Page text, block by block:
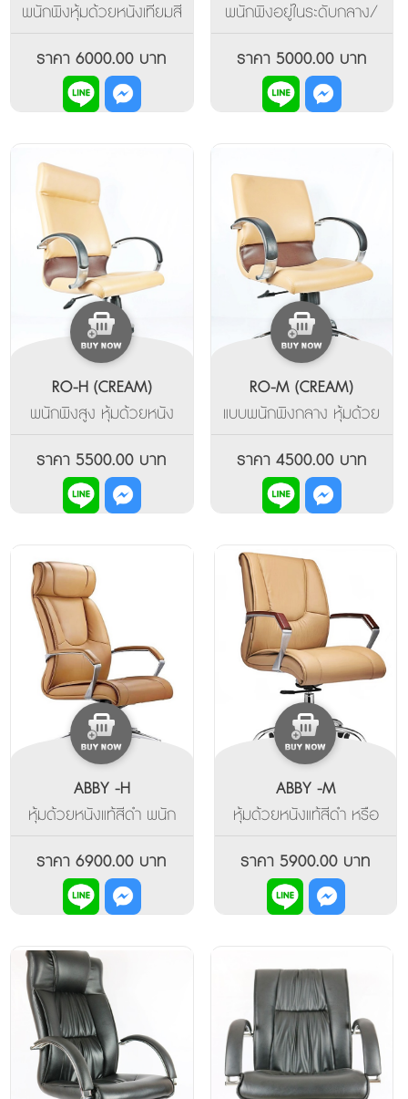
พนักพิงหุ้มด้วยหนังเทียมสี
แท้ หรือ พียู ที่พิงหลังแบบ
สูงมีแนวโี้ค้งรองรับศรีษะ
ด้วยรูปแบบเขฉพาะตัว และรู
ปรับพนักพิงโยกเอนได้/
ปรัมความสูงต่ำด้วยไฮโดร
ลิค
ราคา 6000.00 บาท
พนักพิงอยู่ในระดับกลาง/
ตัว หรือเปลี่ยนเป็นหุ้มแบบ
หนังแท้ หรืออื่นๆ/ปรับโยก
หรือเอน พร้อมล๊อคระดับ
ราคา 5000.00 บาท
RO-H (CREAM)
พนักพิงสูง หุ้มด้วยหนัง
หรือเลือกสีโทนเดียวแบบ
ขรึม มีที่ท้าวแขยเป็นอลูมิ
เนียมหุ้มด้านบนด้วยหนัง
ฐานขาเป็นเหล็กโครเมี่ยม
ราคา 5500.00 บาท
RO-M (CREAM)
แบบพนักพิงกลาง หุ้มด้วย
น้ำตาลช่วงเว้าเอว มีที่ท้าว
แขนเป็นอลูมิเนียมอัลลอยด์
ไม่เป็นสนิม ปรับพนักพิงเอน
ด้วยไฮโดรลิค ฐานขาห้า
แฉกเป็นเหล็กดัด เคลือบ
ด้วยโครเมี่ยมกันสนิม ล้อ
เลื่อนแบบคู่
ราคา 4500.00 บาท
ABBY -H
หุ้มด้วยหนังแท้สีดำ พนัก
บริหารเช่นคุณ แขนและขาทำ
จากอลูมิเนียมสวยงาม
พร้อมด้วยการปรับเอนและ
ระดับ
ราคา 6900.00 บาท
ABBY -M
หุ้มด้วยหนังแท้สีดำ หรือ
ก็จะระหยัดไปได้อีก สำหรับ
รุ่นนี้ที่ท้าวแขน-ขาห้าแฉก
เป็นอลูมิเนียม ได้เช่นกัน
ราคา 5900.00 บาท